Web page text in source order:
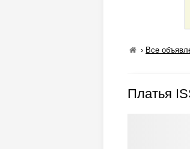
› Все
Платья